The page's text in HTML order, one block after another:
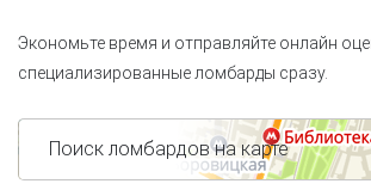
Экономьте время и отправляйте онлайн
специализированные ломбарды сразу.
Поиск ломбардов на карте